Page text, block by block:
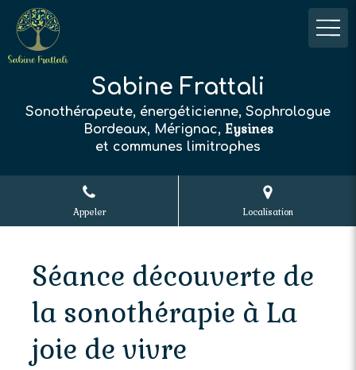
Sabine Frattali
Sonothérapeute, énergéticienne, Sophrologue
Bordeaux, Mérignac, Eysines
et communes limitrophes
Appeler Localisation
Séance découverte de
la sonothérapie à La
joie de vivre